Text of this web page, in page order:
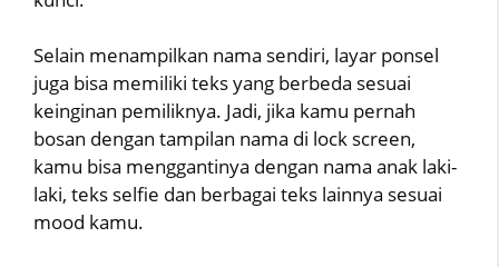
Selain menampilkan nama sendiri, layar ponsel
juga bisa memiliki teks yang berbeda sesuai
keinginan pemiliknya. Jadi, jika kamu pernah
bosan dengan tampilan nama di lock screen,
kamu bisa menggantinya dengan nama anak laki-
laki, teks selfie dan berbagai teks lainnya sesuai
mood kamu.